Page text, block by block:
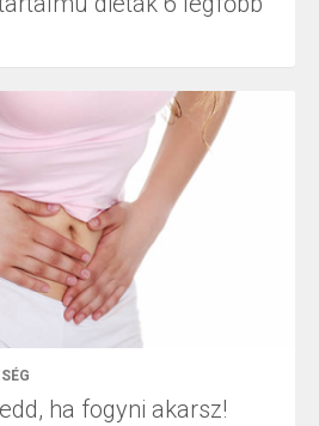
ha fogyni akarsz!